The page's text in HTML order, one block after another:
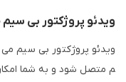
ویدئو پروژکتور بی
ویدئو پروژکتور بی سیم
م متصل شود و به شما